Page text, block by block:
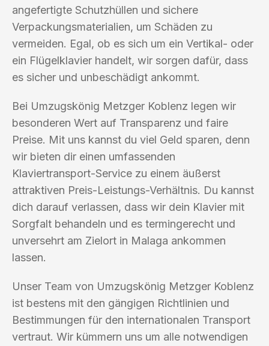
angefertigte Schutzhüllen und sichere
Verpackungsmaterialien, um Schäden zu
vermeiden. Egal, ob es sich um ein Vertikal- oder
ein Flügelklavier handelt, wir sorgen dafür, dass
es sicher und unbeschädigt ankommt.
Bei Umzugskönig Metzger Koblenz legen wir
besonderen Wert auf Transparenz und faire
Preise. Mit uns kannst du viel Geld sparen, denn
wir bieten dir einen umfassenden
Klaviertransport-Service zu einem äußerst
attraktiven Preis-Leistungs-Verhältnis. Du kannst
dich darauf verlassen, dass wir dein Klavier mit
Sorgfalt behandeln und es termingerecht und
unversehrt am Zielort in Malaga ankommen
lassen.
Unser Team von Umzugskönig Metzger Koblenz
ist bestens mit den gängigen Richtlinien und
Bestimmungen für den internationalen Transport
vertraut. Wir kümmern uns um alle notwendigen